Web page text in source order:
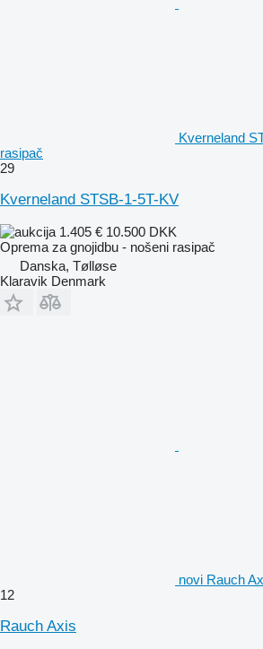
Kverneland
rasipač
29
Kverneland STSB-1-5T-KV
1.405 € 10.500 DKK
Oprema za gnojidbu - nošeni rasipač
Danska, Tølløse
Klaravik Denmark
novi Rauch
12
Rauch Axis